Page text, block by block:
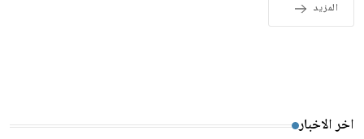
المزيد
اخر الاخبار